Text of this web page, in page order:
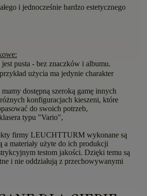
łego i jednocześnie bardzo estetycznego
jest pusta - bez znaczków i albumu.
użycia ma jedynie charakter
dostępną szeroką gamę innych
konfiguracjach kieszeni, które
do swoich potrzeb,
typu "Vario",
firmy LEUCHTTURM wykonane są
a materiały użyte do ich produkcji
testom jakości. Dzięki temu są
i nie oddziałują z przechowywanymi